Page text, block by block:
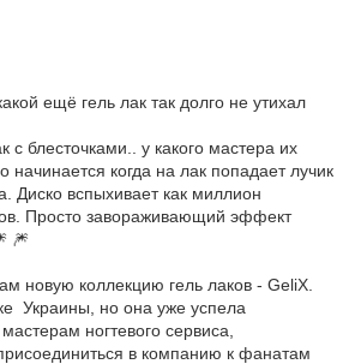
ещё гель лак так долго не утихал
с блесточками.. у какого мастера их
начинается когда на лак попадает лучик
Диско вспыхивает как миллион
Просто завораживающий эффект
🎆
коллекцию гель лаков - GeliX.
Украины, но она уже успела
ногтевого сервиса,
в компанию к фанатам